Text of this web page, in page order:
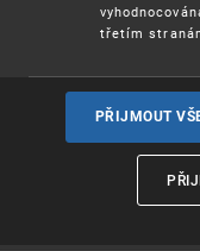
Označení
třetím
PŘIJMOUT